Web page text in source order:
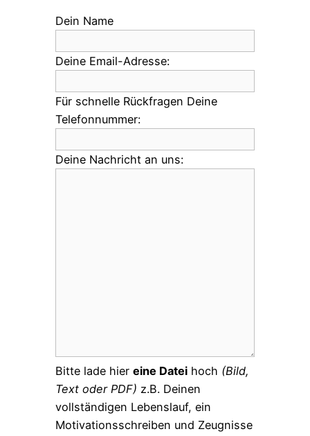
Dein Name
Deine Email-Adresse:
Für schnelle Rückfragen Deine
Telefonnummer:
Deine Nachricht an uns:
Bitte lade hier eine Datei hoch (Bild,
Text oder PDF) z.B. Deinen
vollständigen Lebenslauf, ein
Motivationsschreiben und Zeugnisse